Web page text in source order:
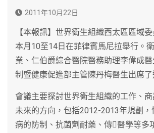
2011年10月22日
【本報訊】世界衛生組織西太區區域
本月10至14日在菲律賓馬尼拉舉行。
業、仁伯爵綜合醫院醫務助理李偉成
制暨健康促進部主管陳丹梅醫生出席了
會議主要探討世界衛生組織的工作、
未來的方向，包括2012-2013年規劃
病的防制、抗菌劑耐藥、傳醫學等多